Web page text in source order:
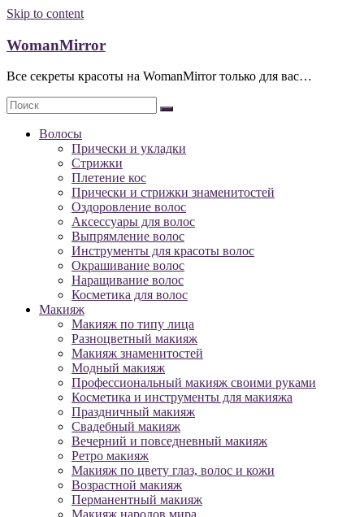
Skip to content
WomanMirror
Все секреты красоты на WomanMirror только для вас…
Волосы
Прически и укладки
Стрижки
Плетение кос
Прически и стрижки знаменитостей
Оздоровление волос
Аксессуары для волос
Выпрямление волос
Инструменты для красоты волос
Окрашивание волос
Наращивание волос
Косметика для волос
Макияж
Макияж по типу лица
Разноцветный макияж
Макияж знаменитостей
Модный макияж
Профессиональный макияж своими руками
Косметика и инструменты для макияжа
Праздничный макияж
Свадебный макияж
Вечерний и повседневный макияж
Ретро макияж
Макияж по цвету глаз, волос и кожи
Возрастной макияж
Перманентный макияж